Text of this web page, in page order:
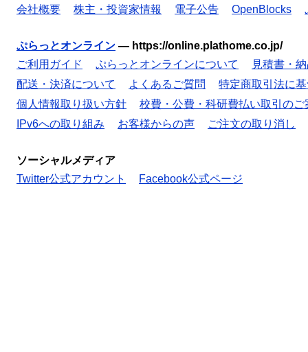
会社概要 株主・投資家情報 電子公告 OpenBlocks
ぷらっとオンライン — https://online.plathome.co.jp/
ご利用ガイド
ぷらっとオンラインについて
見積書・
配送・決済について
よくあるご質問
特定商取引法に
個人情報取り扱い方針
校費・公費・科研費払い取引のご
IPv6への取り組み
お客様からの声 ご注文の取り消し
ソーシャルメディア
Twitter公式アカウント
Facebook公式ページ